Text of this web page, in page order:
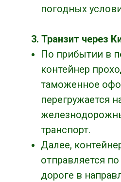
погодных
3. Транзит через
По прибытии в
контейнер
таможенное
перегружается
транспорт.
Далее,
отправляется
дороге в